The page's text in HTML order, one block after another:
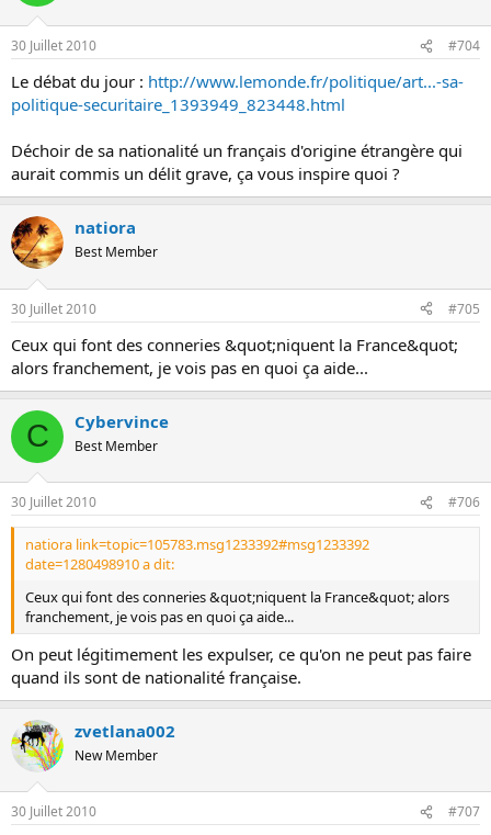
30 Juillet 2010 #704
Le débat du jour : http://www.lemonde.fr/politique/art...-sa-
politique-securitaire_1393949_823448.html
Déchoir de sa nationalité un français d'origine étrangère qui
aurait commis un délit grave, ça vous inspire quoi ?
natiora
Best Member
30 Juillet 2010 #705
Ceux qui font des conneries &quot;niquent la France&quot;
alors franchement, je vois pas en quoi ça aide...
C Cybervince
Best Member
30 Juillet 2010 #706
natiora link=topic=105783.msg1233392#msg1233392
date=1280498910 a dit:
Ceux qui font des conneries &quot;niquent la France&quot; alors
franchement, je vois pas en quoi ça aide...
On peut légitimement les expulser, ce qu'on ne peut pas faire
quand ils sont de nationalité française.
zvetlana002
New Member
30 Juillet 2010 #707